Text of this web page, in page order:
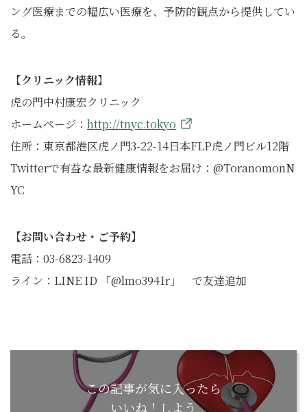
ング医療までの幅広い医療を、予防的観点から提供してい
る。
【クリニック情報】
虎の門中村康宏クリニック
ホームページ： http://tnyc.tokyo
住所：東京都港区虎ノ門3-22-14日本FLP虎ノ門ビル12階
Twitterで有益な最新健康情報をお届け：@ToranomonN
YC
【お問い合わせ・ご予約】
電話：03-6823-1409
ライン：LINE ID 「@lmo3941r」 で友達追加
この記事が気に入ったら
いいね！しよう